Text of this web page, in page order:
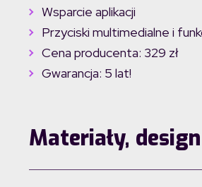
Wsparcie aplikacji
Przyciski multimedialne i
Cena producenta: 329 zł
Gwarancja: 5 lat!
Materiały,